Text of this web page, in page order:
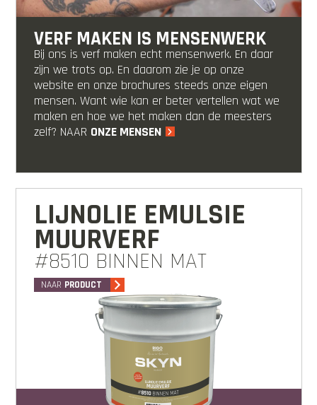
VERF MAKEN IS MENSENWERK
Bij ons is verf maken echt mensenwerk. En daar
zijn we trots op. En daarom zie je op onze
website en onze brochures steeds onze eigen
mensen. Want wie kan er beter vertellen wat we
maken en hoe we het maken dan de meesters
zelf? NAAR ONZE MENSEN
LIJNOLIE EMULSIE
MUURVERF
#8510 BINNEN MAT
NAAR PRODUCT